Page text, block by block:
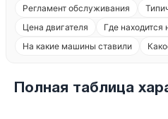
Регламент обслуживания
Цена двигателя
Где находится
На какие машины ставили
Полная таблица